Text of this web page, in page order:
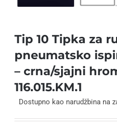
Tip 10 Tipka za
pneumatsko
– crna/sjajni
116.015.KM.1
Dostupno kao narudžbina na